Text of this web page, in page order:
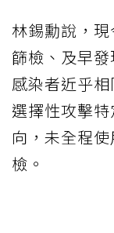
林錫勳說，
篩檢、及早
感染者近乎
選擇性攻擊
向，未全程
檢。